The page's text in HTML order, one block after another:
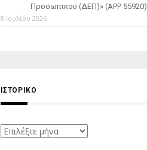
Προσωπικού (ΔΕΠ)» (APP 55920)
8 Ιουλίου 2026
ΙΣΤΟΡΙΚΌ
Ιστορικό